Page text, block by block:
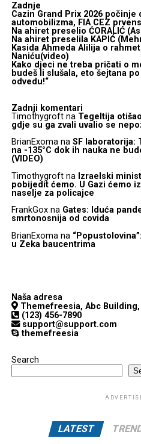
Zadnje
Cazin Grand Prix 2026
automobilizma, FIA CEZ
Na ahiret preselio ĆORALIĆ
Na ahiret preselila KAPIĆ
Kasida Ahmeda Alilija o
Naniću(video)
Kako djeci ne treba pričati o
budeš li slušala, eto šejtana
odvedu!“
Zadnji komentari
Timothygroftna Tegeltija
gdje su ga zvali uvalio se
BrianExomana SF laboratorija:
na -135°C dok ih nauka ne
(VIDEO)
Timothygroftna Izraelski
pobijedit ćemo. U Gazi ćemo
naselje za policajce
FrankGoxna Gates: Iduća
smrtonosnija od covida
BrianExomana
u Zeka baucentrima
Naša adresa
Themefreesia, Abc
(123) 456-7890
support@support.com
themefreesia
Search
LATEST